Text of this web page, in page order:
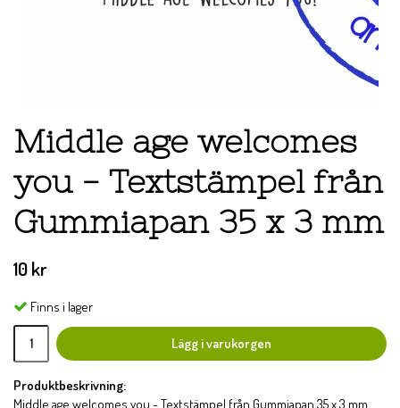
Middle age welcomes
you - Textstämpel från
Gummiapan 35 x 3 mm
10 kr
Finns i lager
Lägg i varukorgen
Produktbeskrivning:
Middle age welcomes you - Textstämpel från Gummiapan 35 x 3 mm.